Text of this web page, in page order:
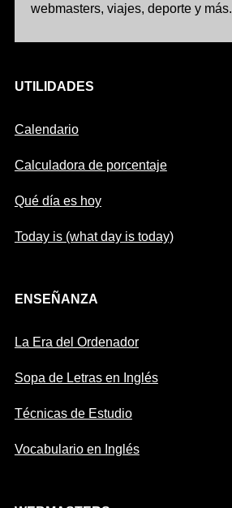
webmasters, viajes, deporte y más.
UTILIDADES
Calendario
Calculadora de porcentaje
Qué día es hoy
Today is (what day is today)
ENSEÑANZA
La Era del Ordenador
Sopa de Letras en Inglés
Técnicas de Estudio
Vocabulario en Inglés